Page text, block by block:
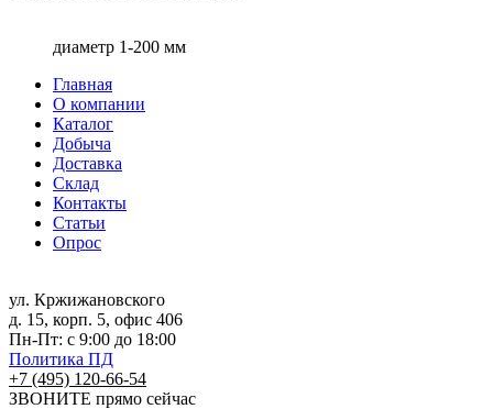
диаметр 1-200 мм
Главная
О компании
Каталог
Добыча
Доставка
Склад
Контакты
Статьи
Опрос
ул. Кржижановского
д. 15, корп. 5, офис 406
Пн-Пт: с 9:00 до 18:00
Политика ПД
+7 (495) 120-66-54
ЗВОНИТЕ прямо сейчас